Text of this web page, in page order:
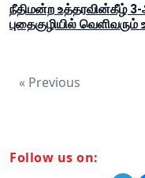
நீதிமன்ற உத்தரவின்கீழ்
புதைகுழியில்
« Previous
Follow us on: